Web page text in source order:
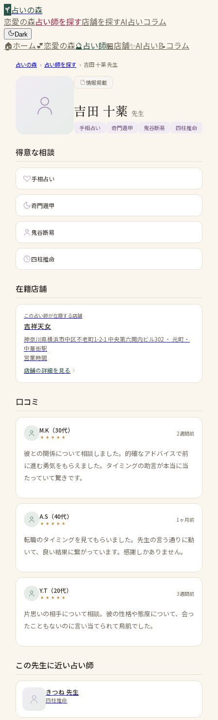
占いの森
恋愛の森占い師を探す店舗を探すAI占いコラム
Dark
🏠ホーム💕恋愛の森🔮占い師🏪店舗✨AI占い📝コラム
占いの森 › 占い師を探す › 吉田 十薬先生
情報掲載
吉田 十薬 先生
手相占い 奇門遁甲 鬼谷断易 四柱推命
得意な相談
手相占い
奇門遁甲
鬼谷断易
四柱推命
在籍店舗
この占い師が在籍する店舗
吉祥天女
神奈川県横浜市中区不老町1-2-1 中央第六関内ビル302 ・ 元町・
中華街駅
営業時間
店舗の詳細を見る
口コミ
M.K （30代） 2週間前
彼との関係について相談しました。的確なアドバイスで前
に進む勇気をもらえました。タイミングの助言が本当に当
たっていて驚きです。
A.S （40代） 1ヶ月前
転職のタイミングを見てもらいました。先生の言う通りに動
いて、良い結果に繋がっています。感謝しかありません。
Y.T （20代） 3週間前
片思いの相手について相談。彼の性格や態度について、会っ
たこともないのに言い当てられて鳥肌でした。
この先生に近い占い師
きつね 先生
四柱推命